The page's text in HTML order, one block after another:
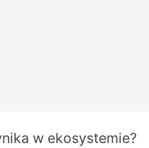
w ekosystemie?